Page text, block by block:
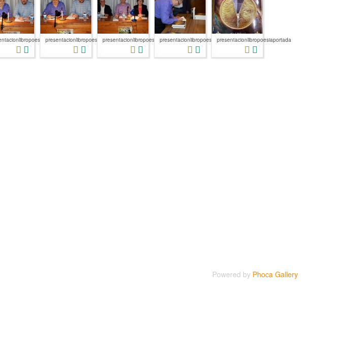
presentacionlibropoesiaalcaldeyauto...presentacionlibropoesiaconcejalacul...presentacionlibropoesiafirmadelibro...presentacionlibropoesiaportada
Powered by Phoca Gallery